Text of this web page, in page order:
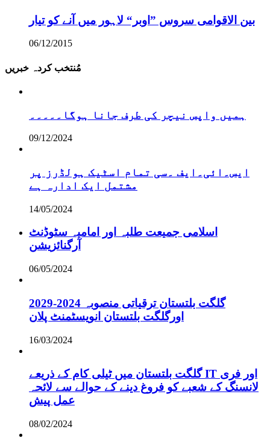
بین الاقوامی سروس ”اوبر“ لاہور میں آنے کو تیار
06/12/2015
مُنتخب کردہ خبریں
ہمیں واپس نیچر کی طرف جانا ہوگا۔۔۔۔۔
09/12/2024
ایس۔ائی۔ایف ۔سی تمام اسٹیک ہولڈرز پر
مشتمل ایک ادارہ ہے
14/05/2024
اسلامی جمیعت طلبہ اور امامیہ سٹوڈنٹ
آرگنائزیشن
06/05/2024
گلگت بلتستان ترقیاتی منصوبہ 2024-2029
اورگلگت بلتستان انویسٹمنٹ پلان
16/03/2024
گلگت بلتستان میں ٹیلی کام کے ذریعے IT اور فری
لانسنگ کے شعبے کو فروغ دینے کے حوالے سے لائحہ
عمل پیش
08/02/2024